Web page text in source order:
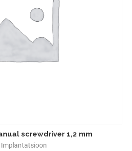
screwdriver 1,2 mm
Implantatsioon